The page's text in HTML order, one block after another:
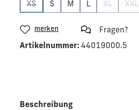
XS S M L XL XXL
merken Fragen?
Artikelnummer: 44019000.5
Beschreibung